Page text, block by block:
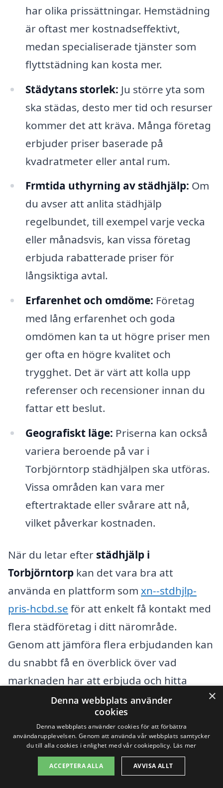
har olika prissättningar. Hemstädning
är oftast mer kostnadseffektivt,
medan specialiserade tjänster som
flyttstädning kan kosta mer.
Städytans storlek: Ju större yta som
ska städas, desto mer tid och resurser
kommer det att kräva. Många företag
erbjuder priser baserade på
kvadratmeter eller antal rum.
Frmtida uthyrning av städhjälp: Om
du avser att anlita städhjälp
regelbundet, till exempel varje vecka
eller månadsvis, kan vissa företag
erbjuda rabatterade priser för
långsiktiga avtal.
Erfarenhet och omdöme: Företag
med lång erfarenhet och goda
omdömen kan ta ut högre priser men
ger ofta en högre kvalitet och
trygghet. Det är värt att kolla upp
referenser och recensioner innan du
fattar ett beslut.
Geografiskt läge: Priserna kan också
variera beroende på var i
Torbjörntorp städhjälpen ska utföras.
Vissa områden kan vara mer
eftertraktade eller svårare att nå,
vilket påverkar kostnaden.
När du letar efter städhjälp i
Torbjörntorp kan det vara bra att
använda en plattform som xn--stdhjlp-
pris-hcbd.se för att enkelt få kontakt med
flera städföretag i ditt närområde.
Genom att jämföra flera erbjudanden kan
du snabbt få en överblick över vad
marknaden har att erbjuda och hitta
städhjälp som passar både dina behov
och din ekonomi. Tveka inte att begära
offerter från olika leverantörer för att
maximera dina valmöjligheter!
×
Denna webbplats använder
cookies
Denna webbplats använder cookies för att förbättra
användarupplevelsen. Genom att använda vår webbplats samtycker
du till alla cookies i enlighet med vår cookiepolicy. Läs mer
ACCEPTERA ALLA AVVISA ALLT